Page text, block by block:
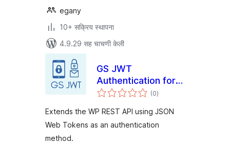
egany
10+ सक्रिय स्थापना
4.9.29 सह चाचणी केली
GS JWT
Authentication for
WP REST API(0एकूण
मूल्यांकन
)
Extends the WP REST API using JSON
Web Tokens as an authentication
method.